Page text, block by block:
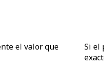
el valor que
Si el